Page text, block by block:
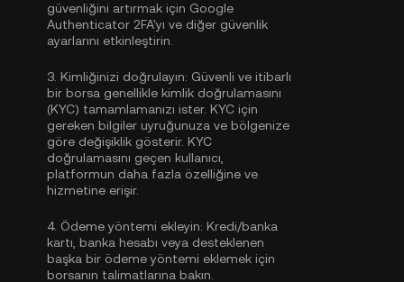
güvenliğini artırmak için Google
Authenticator 2FA'yı ve diğer güvenlik
ayarlarını etkinleştirin.
3. Kimliğinizi doğrulayın: Güvenli ve itibarlı
bir borsa genellikle kimlik doğrulamasını
(KYC) tamamlamanızı ister. KYC için
gereken bilgiler uyruğunuza ve bölgenize
göre değişiklik gösterir. KYC
doğrulamasını geçen kullanıcı,
platformun daha fazla özelliğine ve
hizmetine erişir.
4. Ödeme yöntemi ekleyin: Kredi/banka
kartı, banka hesabı veya desteklenen
başka bir ödeme yöntemi eklemek için
borsanın talimatlarına bakın.